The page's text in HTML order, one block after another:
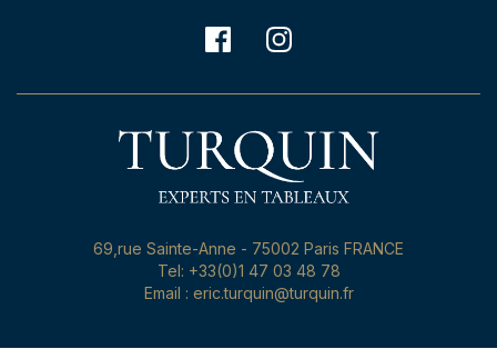
69,rue Sainte-Anne - 75002 Paris FRANCE
Tel: +33(0)1 47 03 48 78
Email : eric.turquin@turquin.fr